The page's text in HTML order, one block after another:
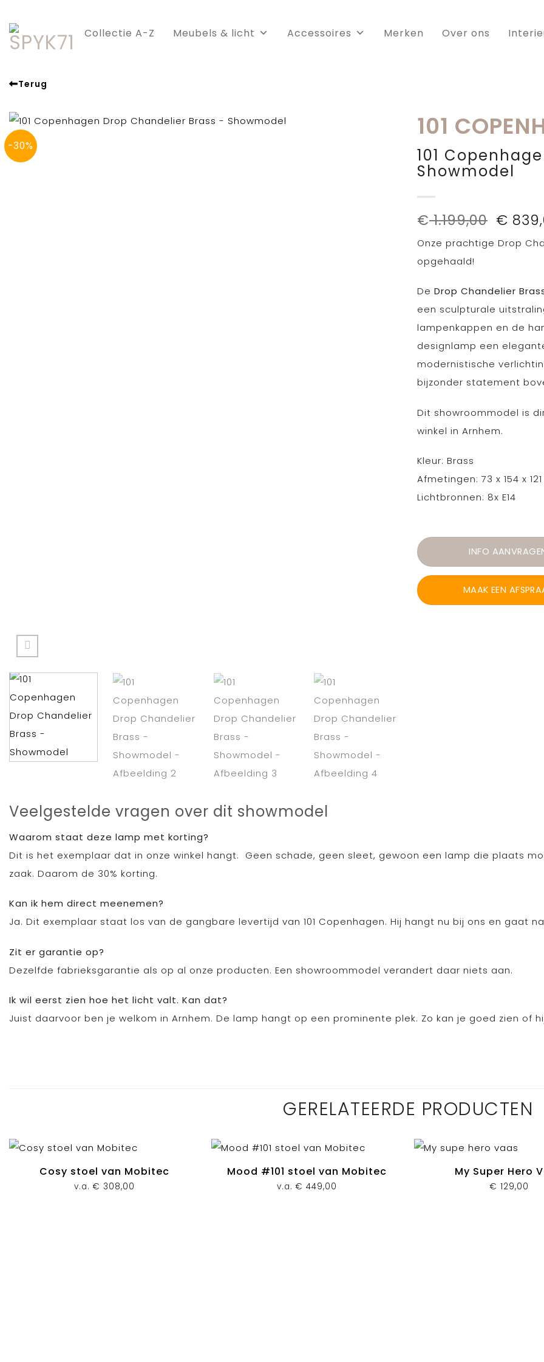
to
content
Collectie A-Z Meubels & licht Accessoires Merken Over ons
Terug
-30% 101
Showmodel
€1.199,00
was:
€
101
Onze prachtige Drop
opgehaald!
De Drop Chandelier
een sculpturale
lampenkappen en de
designlamp een
modernistische
bijzonder statement
Dit showroommodel is
winkel in Arnhem.
Kleur: Brass
Afmetingen: 73 x 154 x
Lichtbronnen: 8x E14
INFO
MAAK EEN
Veelgestelde vragen over dit showmodel
Waarom staat deze lamp met korting?
Dit is het exemplaar dat in onze winkel hangt. Geen schade, geen sleet, gewoon een lamp die plaats
zaak. Daarom de 30% korting.
Kan ik hem direct meenemen?
Ja. Dit exemplaar staat los van de gangbare levertijd van 101 Copenhagen. Hij hangt nu bij ons en gaat
Zit er garantie op?
Dezelfde fabrieksgarantie als op al onze producten. Een showroommodel verandert daar niets aan.
Ik wil eerst zien hoe het licht valt. Kan dat?
Juist daarvoor ben je welkom in Arnhem. De lamp hangt op een prominente plek. Zo kan je goed zien of
GERELATEERDE PRODUCTEN
Cosy stoel van Mobitec
v.a.€ 308,00
Mood #101 stoel van Mobitec
v.a.€ 449,00
My Super Hero
€ 129,00